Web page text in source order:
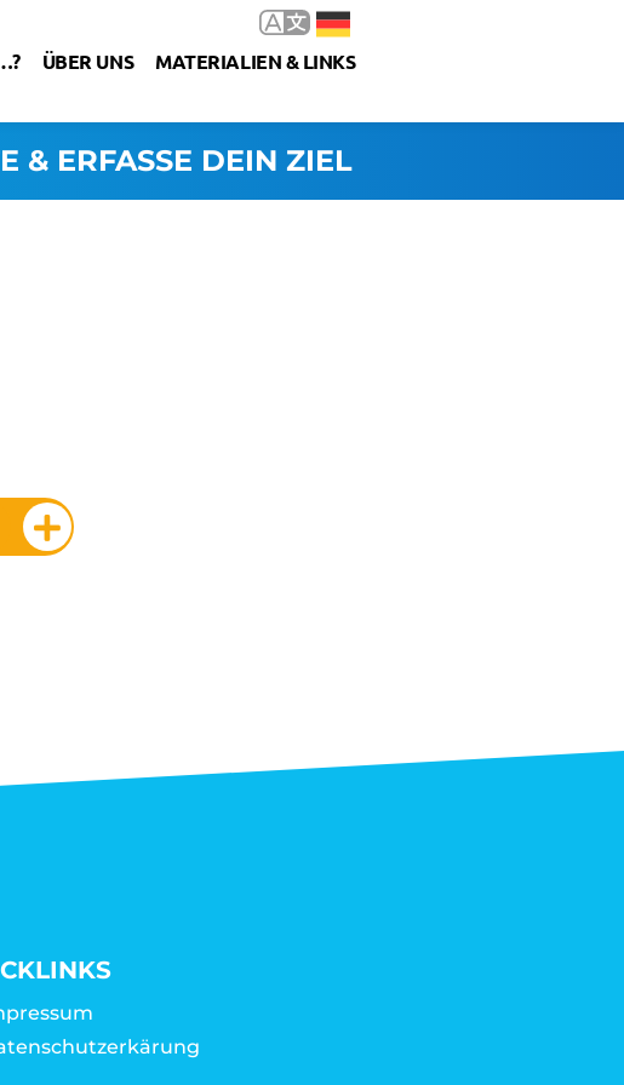
ÜBER UNS MATERIALIEN & LINKS
& ERFASSE DEIN ZIEL